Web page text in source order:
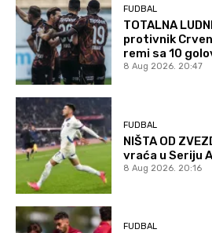
FUDBAL
TOTALNA
protivnik
remi sa 10
8 Aug 2026. 20:47
FUDBAL
NIŠTA OD
vraća u Seriju
8 Aug 2026. 20:16
FUDBAL